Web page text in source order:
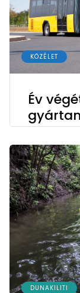
KÖZÉLET
Év
DUNAKILITI